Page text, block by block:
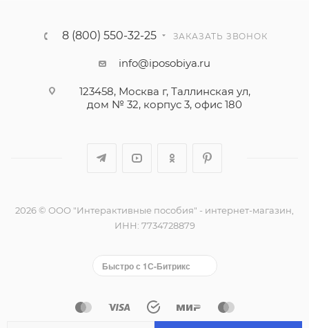
8 (800) 550-32-25 ЗАКАЗАТЬ ЗВОНОК
info@iposobiya.ru
123458, Москва г, Таллинская ул,
дом № 32, корпус 3, офис 180
2026 © ООО "Интерактивные пособия" - интернет-магазин,
ИНН: 7734728879
Быстро с 1С-Битрикс